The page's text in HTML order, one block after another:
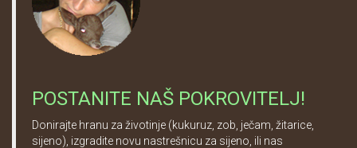
POSTANITE NAŠ POKROVITELJ!
Donirajte hranu za životinje (kukuruz, zob, ječam, žitarice,
sijeno), izgradite novu nastrešnicu za sijeno, ili nas